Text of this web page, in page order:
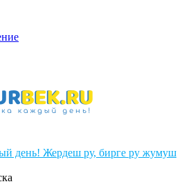
день! Жердеш ру, бирге ру жумуш